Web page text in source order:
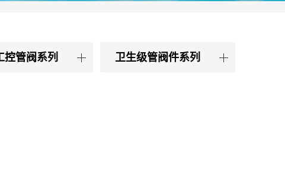
控管阀系列 卫生级管阀件系列